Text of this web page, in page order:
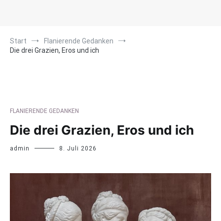
Start
Flanierende Gedanken
Die drei Grazien, Eros und ich
FLANIERENDE GEDANKEN
Die drei Grazien, Eros und ich
admin 8. Juli 2026